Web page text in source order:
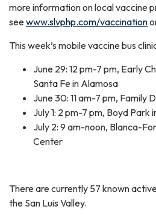
more information on local vaccine
seewww.slvphp.com/vaccination
This week’s mobile vaccine bus
June 29: 12 pm-7 pm, Early
Santa Fe in Alamosa
June 30: 11 am-7 pm, Family
July 1: 2 pm-7 pm, Boyd Park
July 2: 9 am-noon, Blanca-
Center
There are currently 57 known
the San Luis Valley.